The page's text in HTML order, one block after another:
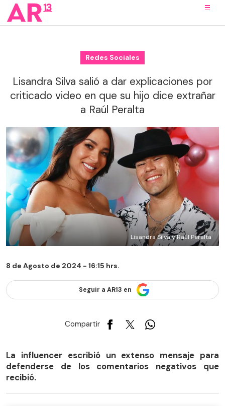
Redes Sociales
Lisandra Silva salió a dar explicaciones por
criticado video en que su hijo dice extrañar
a Raúl Peralta
Lisandra Silva y Raúl Peralta
8 de Agosto de 2024 - 16:15 hrs.
Seguir a AR13 en
Compartir
La influencer escribió un extenso mensaje para
defenderse de los comentarios negativos que
recibió.